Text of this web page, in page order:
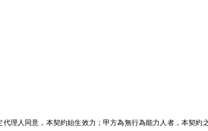
理人同意，本契約始生效力；甲方為無行為能力人者，本契約